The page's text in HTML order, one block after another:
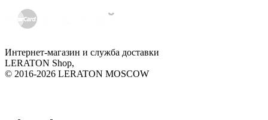
Интернет-магазин и служба доставки
LERATON Shop,
© 2016-2026 LERATON MOSCOW